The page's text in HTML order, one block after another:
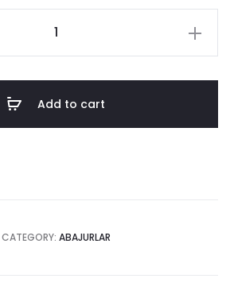
Add to cart
CATEGORY: ABAJURLAR